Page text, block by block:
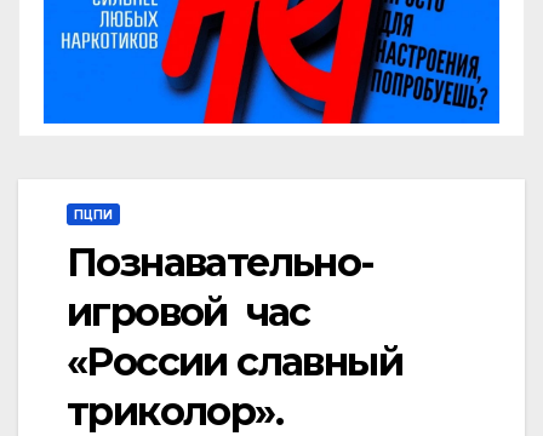
ПЦПИ
Познавательно-
игровой час
«России славный
триколор».